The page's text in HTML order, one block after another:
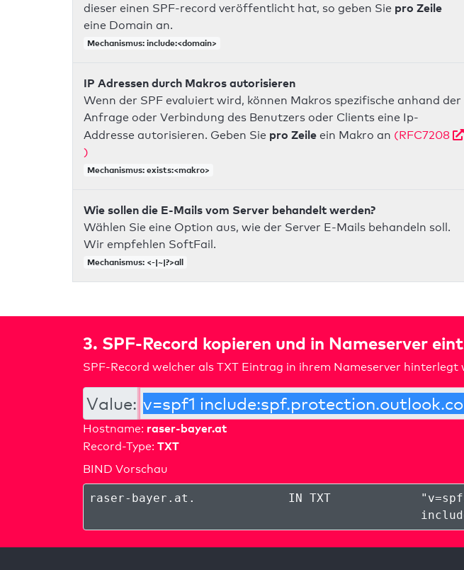
dieser einen SPF-record veröffentlicht hat, so geben Sie pro Zeile
eine Domain an.
Mechanismus: include:<domain>
IP Adressen durch Makros autorisieren
Wenn der SPF evaluiert wird, können Makros spezifische anhand der
Anfrage oder Verbindung des Benutzers oder Clients eine Ip-
Addresse autorisieren. Geben Sie pro Zeile ein Makro an (RFC7208
)
Mechanismus: exists:<makro>
Wie sollen die E-Mails vom Server behandelt werden?
Wählen Sie eine Option aus, wie der Server E-Mails behandeln soll.
Wir empfehlen SoftFail.
Mechanismus: <-|~|?>all
3. SPF-Record kopieren und in Nameserver
SPF-Record welcher als TXT Eintrag in ihrem Nameserver hinterlegt
Value:
Hostname: raser-bayer.at
Record-Type: TXT
BIND Vorschau
raser-bayer.at . IN TXT "